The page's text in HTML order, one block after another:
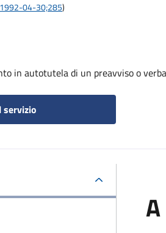
04-30;285)
in autotutela di un preavviso o
servizio